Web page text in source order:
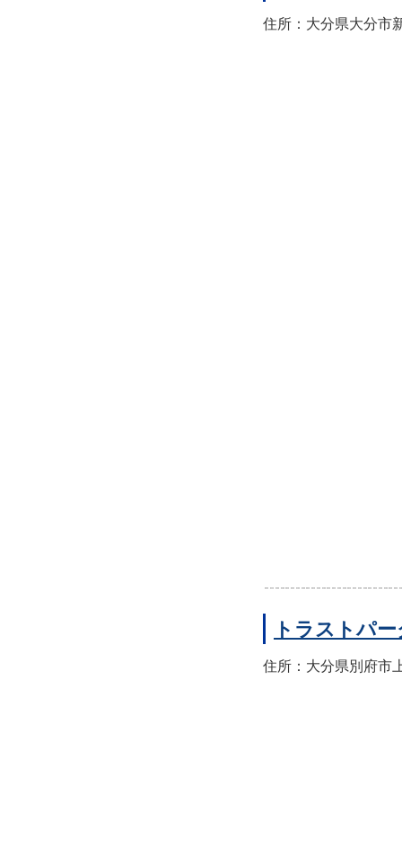
住所：大分県大分市
トラストパ
住所：大分県別府市